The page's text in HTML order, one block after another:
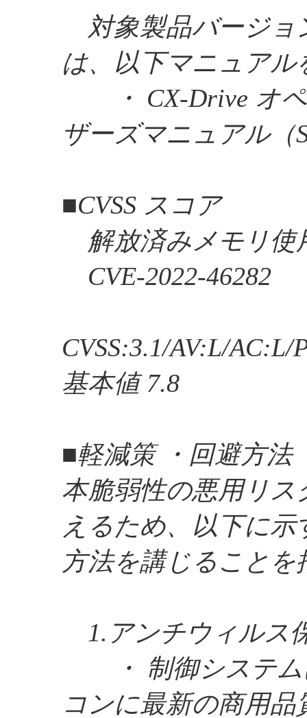
対象製品バージョ
は、以下マニュアル
・ CX-Drive オペ
ザーズマニュアル（
■CVSS スコア
解放済みメモリ使
CVE-2022-46282
CVSS:3.1/AV:L/
基本値 7.8
■軽減策 ・回避方法
本脆弱性の悪用リス
えるため、以下に
方法を講じることを
1.アンチウィルス
・ 制御システム
コンに最新の商用